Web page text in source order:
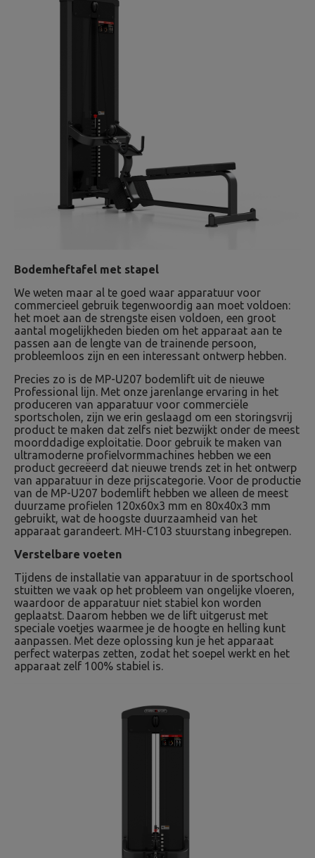
Bodemheftafel met stapel
We weten maar al te goed waar apparatuur voor
commercieel gebruik tegenwoordig aan moet voldoen:
het moet aan de strengste eisen voldoen, een groot
aantal mogelijkheden bieden om het apparaat aan te
passen aan de lengte van de trainende persoon,
probleemloos zijn en een interessant ontwerp hebben.
Precies zo is de MP-U207 bodemlift uit de nieuwe
Professional lijn. Met onze jarenlange ervaring in het
produceren van apparatuur voor commerciële
sportscholen, zijn we erin geslaagd om een storingsvrij
product te maken dat zelfs niet bezwijkt onder de meest
moorddadige exploitatie. Door gebruik te maken van
ultramoderne profielvormmachines hebben we een
product gecreëerd dat nieuwe trends zet in het ontwerp
van apparatuur in deze prijscategorie. Voor de productie
van de MP-U207 bodemlift hebben we alleen de meest
duurzame profielen 120x60x3 mm en 80x40x3 mm
gebruikt, wat de hoogste duurzaamheid van het
apparaat garandeert. MH-C103 stuurstang inbegrepen.
Verstelbare voeten
Tijdens de installatie van apparatuur in de sportschool
stuitten we vaak op het probleem van ongelijke vloeren,
waardoor de apparatuur niet stabiel kon worden
geplaatst. Daarom hebben we de lift uitgerust met
speciale voetjes waarmee je de hoogte en helling kunt
aanpassen. Met deze oplossing kun je het apparaat
perfect waterpas zetten, zodat het soepel werkt en het
apparaat zelf 100% stabiel is.